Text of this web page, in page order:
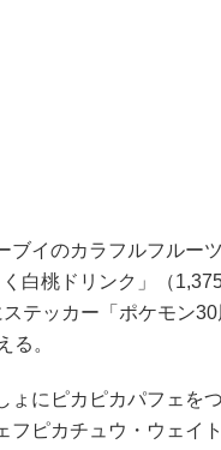
イのカラフルフルーツ
白桃ドリンク」（
テッカー「ポケモン
る。
にピカピカパフェを
ピカチュウ・ウェイ